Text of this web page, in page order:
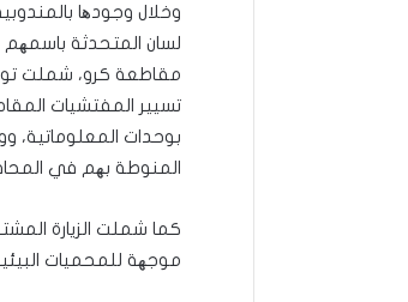
وخلال وجودھا
لسان المتحدثة
مقاطعة كرو، شملت
تسيير المفتشيات
المنوطة بھم في
كما شملت الزيارة
موجھة للمحميات